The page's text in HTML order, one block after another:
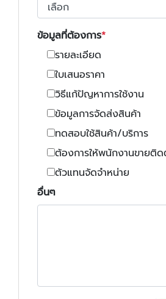
ข้อมูลที่ต้องการ
รายละเอียด
ใบเสนอราคา
วิธีแก้ปัญหาการใช้งาน
ข้อมูลการจัดส่งสินค้า
ทดสอบใช้สินค้า/บริการ
ต้องการให้พนักงานขายติ
ตัวแทนจัดจำหน่าย
อื่นๆ